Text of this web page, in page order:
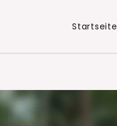
Startseite